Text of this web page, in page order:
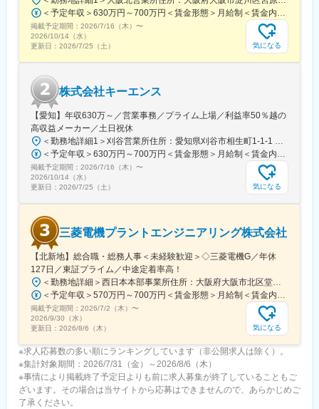
に投資しています。1万3300件以上の特許も保有しており、世界
18ヶ国100拠点でビジネスを展開している企業です 。
・世界トップクラス企業ならではの福利厚生や休暇も充実してお
り、働きやすい企業として数々の世界的なアワードを受賞してい
変更の範囲：会社の定める業務
掲載予定期間： 2026/7/16（木） 〜
2026/10/14（水）
更新日： 2026/7/25（土） 気になる
株式会社キーエンス
【愛知】年収630万～／営業事務／プライム上場／利益率50％越の
高収益メーカー／土日祝休
掲載予定期間： 2026/7/16（木） 〜
2026/10/14（水）
更新日： 2026/7/25（土） 気になる
三菱電機プラントエンジニアリング株式会社
【北新地】総合職・総務人事＜未経験歓迎＞◇三菱電機G／年休
127日／東証プライム／中途定着率高！
掲載予定期間： 2026/7/2（木） 〜
2026/9/30（水）
更新日： 2026/8/6（木） 気になる
※求人応募数の多い順にランキングしています（非公開求人は除く）。
※集計対象期間：2026/7/31（金）～2026/8/6（木）
※事情により掲載終了予定日よりも前に求人募集が終了していることもご
ざいます。その場合は当サイトから応募はできませんので、あらかじめご
了承ください。